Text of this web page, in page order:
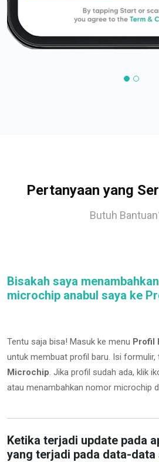
Pertanyaan yang
Butuh
Bisakah saya
microchip anabul saya ke
Tentu saja bisa! Masuk ke menu Profil
untuk membuat profil baru. Isi
Microchip. Jika profil sudah ada, klik
atau menambahkan nomor microchip
Ketika terjadi update pada
yang terjadi pada data-data